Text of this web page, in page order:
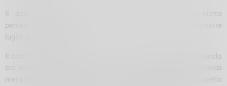
Il dato tendenziale registra una diminuzione di un punto
percentuale e mezzo (-1,5%) in confronto ai livelli del semestre
luglio-dicembre 2021.
Il confronto congiunturale con i primi sei mesi del 2022, quando
era stato rilevato un aumento del +5,4% rispetto alla seconda
metà 2021, si attesta invece al -3,3%, in peggioramento rispetto